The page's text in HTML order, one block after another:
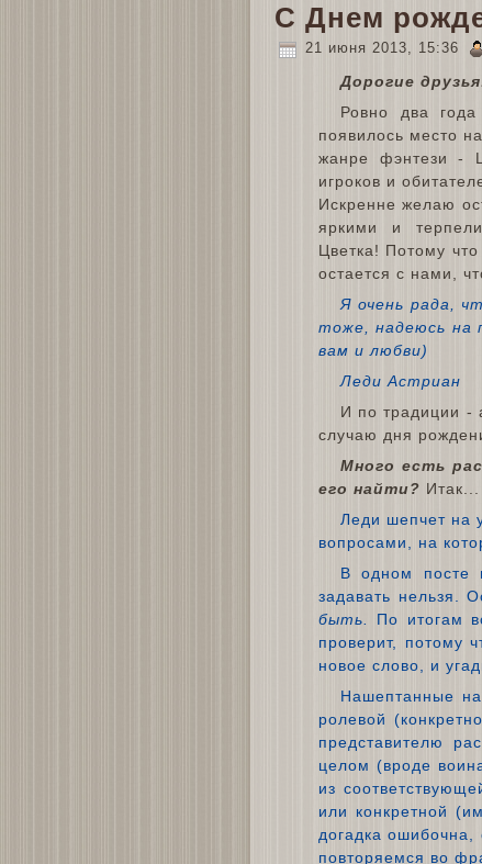
С Днем
21 июня 2013, 15:36
Дорогие
Ровно два
появилось место
жанре фэнтези -
игроков и
Искренне желаю
яркими и
Цветка! Потому
остается с нами,
Я очень рада,
тоже, надеюсь на
вам и любви)
Леди Астриан
И по традиции -
случаю дня
Много есть
его найти?
Леди шепчет на
вопросами, на
В одном посте
задавать нельзя.
быть.
По итогам
проверит, потому
новое слово, и
Нашептанные
ролевой
представителю
целом (вроде
из
или конкретной
догадка
повторяемся во